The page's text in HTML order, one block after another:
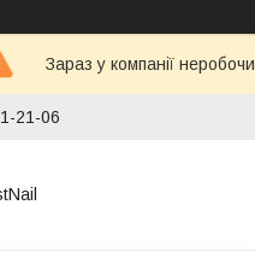
Зараз у компанії
21-06